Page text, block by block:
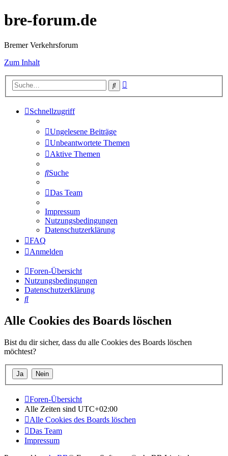
bre-forum.de
Bremer Verkehrsforum
Zum Inhalt
Suche
Schnellzugriff
Ungelesene Beiträge
Unbeantwortete Themen
Aktive Themen
Suche
Das Team
Impressum
Nutzungsbedingungen
Datenschutzerklärung
FAQ
Anmelden
Foren-Übersicht
Nutzungsbedingungen
Datenschutzerklärung
Suche
Alle Cookies des Boards löschen
Bist du dir sicher, dass du alle Cookies des Boards löschen
möchtest?
Foren-Übersicht
Alle Zeiten sind UTC+02:00
Alle Cookies des Boards löschen
Das Team
Impressum